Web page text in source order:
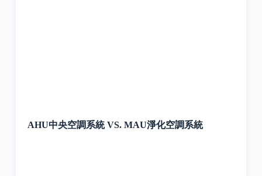
AHU中央空調系統 VS. MAU淨化空調系統